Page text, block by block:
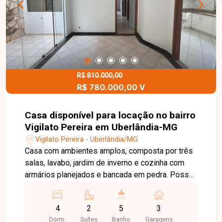
energia solar com geração aproximada de 1.400
W e interfone com conexão ao celular,
proporcionando economia, segurança e
praticidade. Uma excelente opção para quem
busca conforto, tecnologia e ótima localização.
Entre em contato para mais informações.
R$ 810.000,00
R$ 780.000,00 V
Casa disponível para locação no bairro
Vigilato Pereira em Uberlândia-MG
Vigilato Pereira - Uberlândia/MG
Casa com ambientes amplos, composta por três
salas, lavabo, jardim de inverno e cozinha com
armários planejados e bancada em pedra. Possui
um banheiro social, garantindo conforto e
funcionalidade. O imóvel conta ainda com quintal
4
Dorm.
2
Suítes
5
Banho
3
Garagens